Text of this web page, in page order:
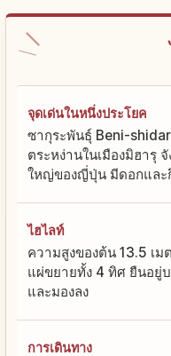
จุดเด่นในหนึ่งประโยค
ซากุระพันธุ์ Beni-
ตระหง่านในเมืองมิฮารุ
ใหญ่ของญี่ปุ่น มีดอกและ
ไฮไลท์
ความสูงของต้น 13.5 เม
แผ่ขยายทั้ง 4 ทิศ ยืนอยู่
และมองลง
การเดินทาง